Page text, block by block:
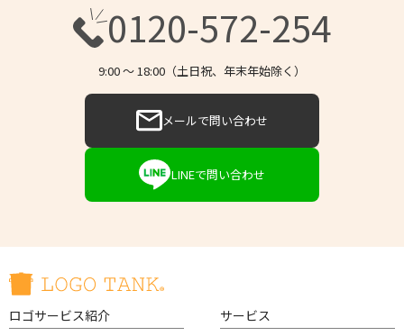
0120-572-254
9:00 〜 18:00（土日祝、年末年始除く）
メールで問い合わせ
LINEで問い合わせ
ロゴサービス紹介
サービス